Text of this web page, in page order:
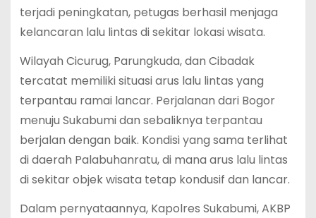
terjadi peningkatan, petugas berhasil menjaga
kelancaran lalu lintas di sekitar lokasi wisata.
Wilayah Cicurug, Parungkuda, dan Cibadak
tercatat memiliki situasi arus lalu lintas yang
terpantau ramai lancar. Perjalanan dari Bogor
menuju Sukabumi dan sebaliknya terpantau
berjalan dengan baik. Kondisi yang sama terlihat
di daerah Palabuhanratu, di mana arus lalu lintas
di sekitar objek wisata tetap kondusif dan lancar.
Dalam pernyataannya, Kapolres Sukabumi, AKBP